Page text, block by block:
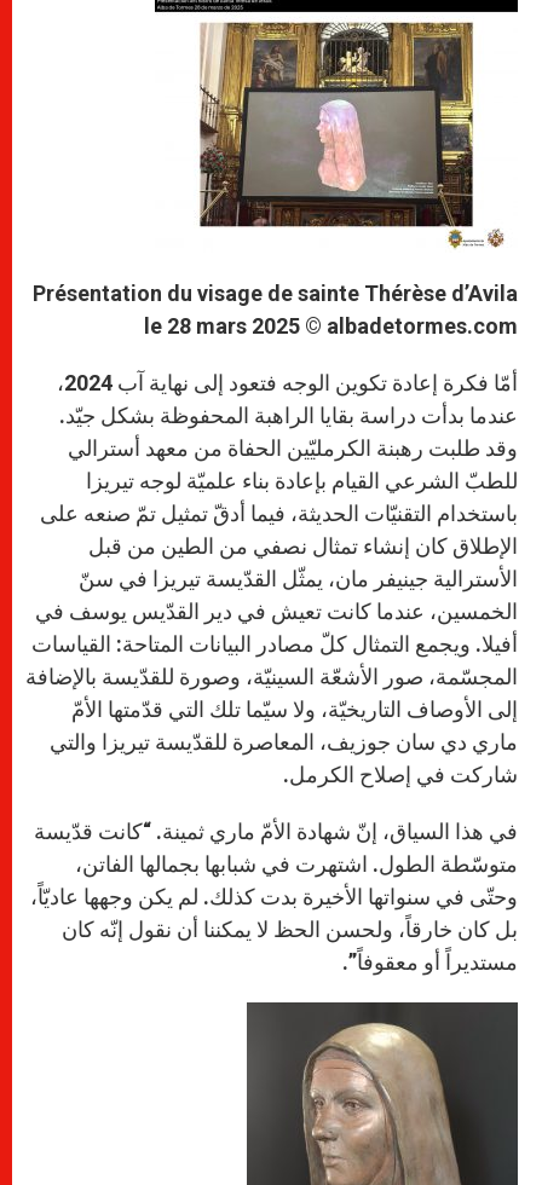
Présentation du visage de sainte Thérèse d’Avila
le 28 mars 2025 © albadetormes.com
أمّا فكرة إعادة تكوين الوجه فتعود إلى نهاية آب 2024،
عندما بدأت دراسة بقايا الراهبة المحفوظة بشكل جيّد.
وقد طلبت رهبنة الكرمليّين الحفاة من معهد أسترالي
للطبّ الشرعي القيام بإعادة بناء علميّة لوجه تيريزا
باستخدام التقنيّات الحديثة، فيما أدقّ تمثيل تمّ صنعه على
الإطلاق كان إنشاء تمثال نصفي من الطين من قبل
الأسترالية جينيفر مان، يمثّل القدّيسة تيريزا في سنّ
الخمسين، عندما كانت تعيش في دير القدّيس يوسف في
أفيلا. ويجمع التمثال كلّ مصادر البيانات المتاحة: القياسات
المجسّمة، صور الأشعّة السينيّة، وصورة للقدّيسة بالإضافة
إلى الأوصاف التاريخيّة، ولا سيّما تلك التي قدّمتها الأمّ
ماري دي سان جوزيف، المعاصرة للقدّيسة تيريزا والتي
شاركت في إصلاح الكرمل.
في هذا السياق، إنّ شهادة الأمّ ماري ثمينة. “كانت قدّيسة
متوسّطة الطول. اشتهرت في شبابها بجمالها الفاتن،
وحتّى في سنواتها الأخيرة بدت كذلك. لم يكن وجهها عاديّاً،
بل كان خارقاً، ولحسن الحظ لا يمكننا أن نقول إنّه كان
مستديراً أو معقوفاً”.